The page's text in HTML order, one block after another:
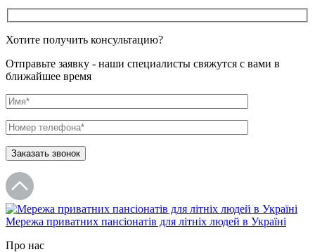
Хотите получить консультацию?
Отправьте заявку - наши специалисты свяжутся с вами в
ближайшее время
Мережа приватних пансіонатів для літніх людей в Україні
Про нас